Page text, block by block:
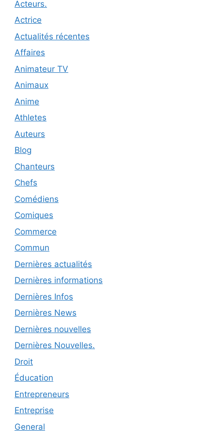
Acteurs.
Actrice
Actualités récentes
Affaires
Animateur TV
Animaux
Anime
Athletes
Auteurs
Blog
Chanteurs
Chefs
Comédiens
Comiques
Commerce
Commun
Dernières actualités
Dernières informations
Dernières Infos
Dernières News
Dernières nouvelles
Dernières Nouvelles.
Droit
Éducation
Entrepreneurs
Entreprise
General